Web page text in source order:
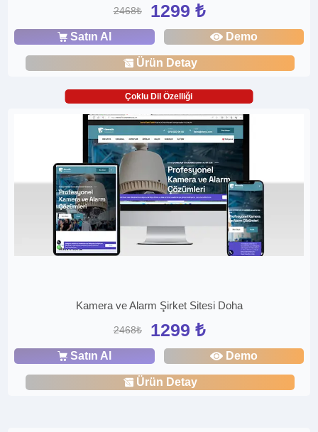
2468₺ 1299 ₺
Satın Al Demo
Ürün Detay
Çoklu Dil Özelliği
Kamera ve Alarm Şirket Sitesi Doha
2468₺ 1299 ₺
Satın Al Demo
Ürün Detay